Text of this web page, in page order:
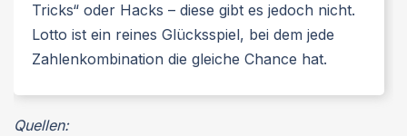
Tricks“ oder Hacks – diese gibt es jedoch nicht.
Lotto ist ein reines Glücksspiel, bei dem jede
Zahlenkombination die gleiche Chance hat.
Quellen: